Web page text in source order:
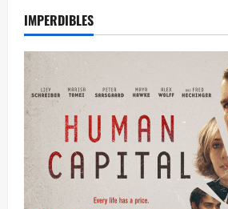
IMPERDIBLES